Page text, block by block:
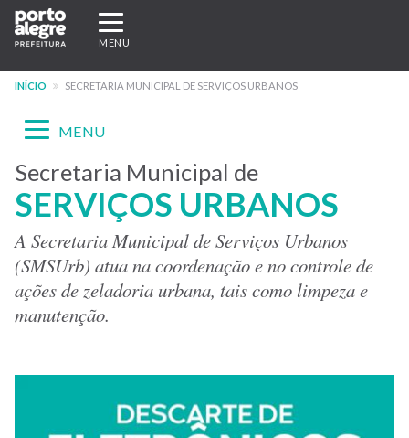
Pular
para
conteúdo
Expandir/recolher
navegação
MENU
INÍCIO SECRETARIA MUNICIPAL DE SERVIÇOS URBANOS
Menu
-
site
SMSURB
Expandir/recolher
MENU
Secretaria Municipal de
SERVIÇOS URBANOS
A Secretaria Municipal de Serviços Urbanos
(SMSUrb) atua na coordenação e no controle de
ações de zeladoria urbana, tais como limpeza e
manutenção.